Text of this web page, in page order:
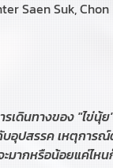
Saen Suk,
รเดินทางของ "ไข่นุ้ย
อุปสรรค เหตุการณ์
มากหรือน้อยแค่ไห